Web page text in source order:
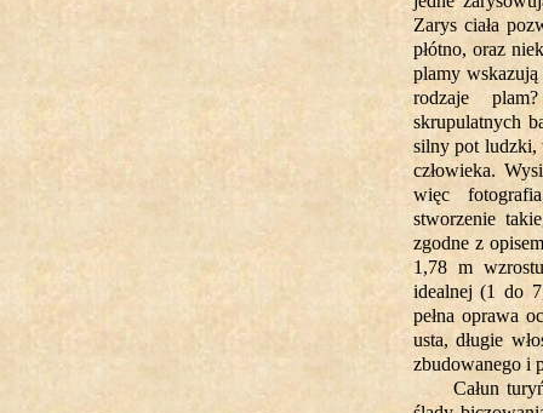
Zarys ciała
płótno, oraz
plamy
rodzaje
skrupulatnych
silny pot ludzki,
człowieka.
więc
stworzenie
zgodne z
1,78 m
idealnej (1 do
pełna oprawa
usta, długie
zbudowanego i
Całun